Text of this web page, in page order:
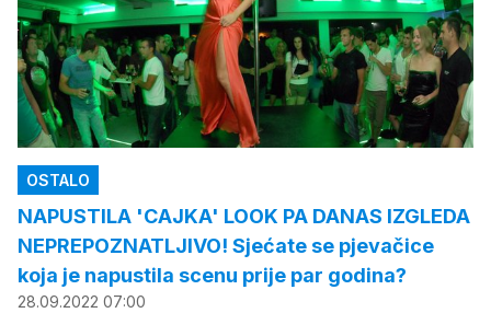
OSTALO
NAPUSTILA 'CAJKA' LOOK PA DANAS IZGLEDA
NEPREPOZNATLJIVO! Sjećate se pjevačice
koja je napustila scenu prije par godina?
28.09.2022 07:00